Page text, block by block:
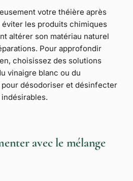
votre théière après
les produits chimiques
altérer son matériau naturel
Pour approfondir
choisissez des solutions
vinaigre blanc ou du
désodoriser et désinfecter
avec le mélange